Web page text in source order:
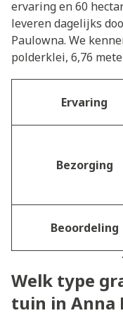
ervaring en 60
leveren dagelijks
Paulowna. We
polderklei, 6,76
Ervaring
Bezorging
Beoordeling
Welk type
tuin in Anna